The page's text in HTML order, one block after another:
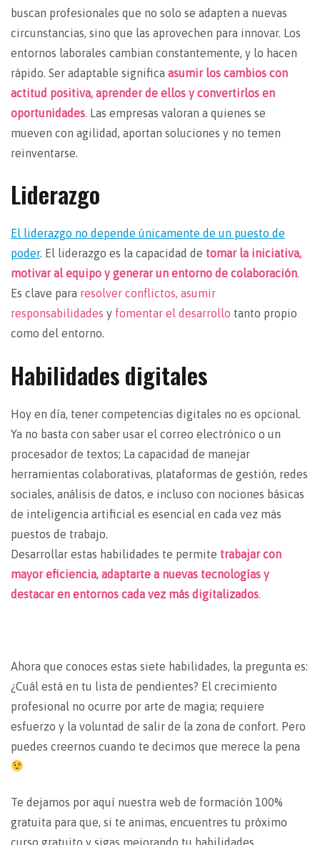
buscan profesionales que no solo se adapten a nuevas
circunstancias, sino que las aprovechen para innovar. Los
entornos laborales cambian constantemente, y lo hacen
rápido. Ser adaptable significa asumir los cambios con
actitud positiva, aprender de ellos y convertirlos en
oportunidades. Las empresas valoran a quienes se
mueven con agilidad, aportan soluciones y no temen
reinventarse.
Liderazgo
El liderazgo no depende únicamente de un puesto de
poder. El liderazgo es la capacidad de tomar la iniciativa,
motivar al equipo y generar un entorno de colaboración.
Es clave para resolver conflictos, asumir
responsabilidades y fomentar el desarrollo tanto propio
como del entorno.
Habilidades digitales
Hoy en día, tener competencias digitales no es opcional.
Ya no basta con saber usar el correo electrónico o un
procesador de textos; La capacidad de manejar
herramientas colaborativas, plataformas de gestión, redes
sociales, análisis de datos, e incluso con nociones básicas
de inteligencia artificial es esencial en cada vez más
puestos de trabajo.
Desarrollar estas habilidades te permite trabajar con
mayor eficiencia, adaptarte a nuevas tecnologías y
destacar en entornos cada vez más digitalizados.
Ahora que conoces estas siete habilidades, la pregunta es:
¿Cuál está en tu lista de pendientes? El crecimiento
profesional no ocurre por arte de magia; requiere
esfuerzo y la voluntad de salir de la zona de confort. Pero
puedes creernos cuando te decimos que merece la pena
Te dejamos por aquí nuestra web de formación 100%
gratuita para que, si te animas, encuentres tu próximo
curso gratuito y sigas mejorando tu habilidades